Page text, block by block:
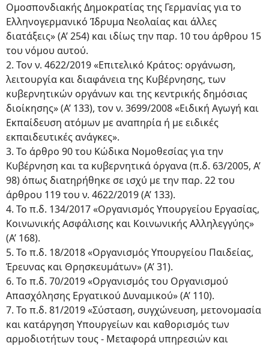
Ομοσπονδιακής Δημοκρατίας της Γερμανίας για το
Ελληνογερμανικό Ίδρυμα Νεολαίας και άλλες
διατάξεις» (Α’ 254) και ιδίως την παρ. 10 του άρθρου 15
του νόμου αυτού.
2. Τον ν. 4622/2019 «Επιτελικό Κράτος: οργάνωση,
λειτουργία και διαφάνεια της Κυβέρνησης, των
κυβερνητικών οργάνων και της κεντρικής δημόσιας
διοίκησης» (Α’ 133), τον ν. 3699/2008 «Ειδική Αγωγή και
Εκπαίδευση ατόμων με αναπηρία ή με ειδικές
εκπαιδευτικές ανάγκες».
3. Το άρθρο 90 του Κώδικα Νομοθεσίας για την
Κυβέρνηση και τα κυβερνητικά όργανα (π.δ. 63/2005, Α’
98) όπως διατηρήθηκε σε ισχύ με την παρ. 22 του
άρθρου 119 του ν. 4622/2019 (Α’ 133).
4. Το π.δ. 134/2017 «Οργανισμός Υπουργείου Εργασίας,
Κοινωνικής Ασφάλισης και Κοινωνικής Αλληλεγγύης»
(Α’ 168).
5. Το π.δ. 18/2018 «Οργανισμός Υπουργείου Παιδείας,
Έρευνας και Θρησκευμάτων» (Α’ 31).
6. Το π.δ. 70/2019 «Οργανισμός του Οργανισμού
Απασχόλησης Εργατικού Δυναμικού» (Α’ 110).
7. Το π.δ. 81/2019 «Σύσταση, συγχώνευση, μετονομασία
και κατάργηση Υπουργείων και καθορισμός των
αρμοδιοτήτων τους - Μεταφορά υπηρεσιών και